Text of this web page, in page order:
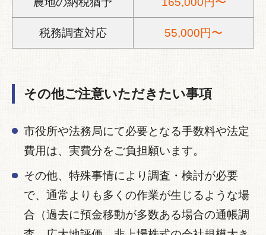
税務調査対応 55,000円〜
その他ご注意いただきたい事項
市役所や法務局にて必要となる手数料や法定
費用は、実費分をご負担願います。
その他、特殊事情により調査・検討が必要
で、通常よりも多くの作業が生じるような場
合（過去に預金移動が多数ある場合の通帳調